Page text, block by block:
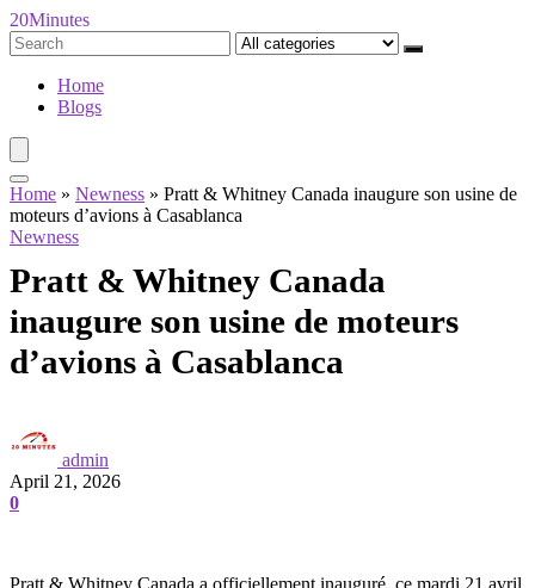
20Minutes
Search
for:
Home
Blogs
Home » Newness » Pratt & Whitney Canada inaugure son usine de
moteurs d’avions à Casablanca
Newness
Pratt & Whitney Canada
inaugure son usine de moteurs
d’avions à Casablanca
admin
April 21, 2026
0
Pratt & Whitney Canada a officiellement inauguré, ce mardi 21 avril